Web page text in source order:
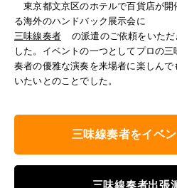
東京都文京区のホテルで百貨店が開
る海外のハンドバック展示会に
三味線奏者
の派遣のご依頼をいただ
した。イベントの一つとしてプロの三
奏者の優雅な演奏を来場者に楽しんで
いたいとのことでした。
三味線奏者をイベ
三味線奏者出張